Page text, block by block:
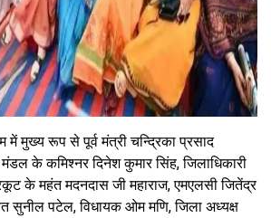
में मुख्य रूप से पूर्व मंत्री चन्द्रिका प्रसाद
के कमिश्नर दिनेश कुमार सिंह, जिलाधिकारी
के महंत मदनदास जी महाराज, एमएलसी जितेंद्र
सुनील पटेल, विधायक ओम मणि, जिला अध्यक्ष